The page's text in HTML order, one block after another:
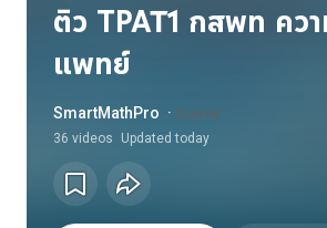
ติว TPAT1 กสพท คว
แพทย์
SmartMathPro · Course
36 videos Updated today